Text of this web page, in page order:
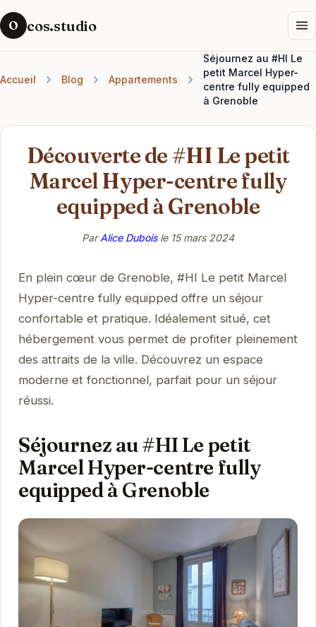
O cos.studio
Accueil Blog Appartements
Séjournez au #HI Le
petit Marcel Hyper-
centre fully equipped
à Grenoble
Découverte de #HI Le petit
Marcel Hyper-centre fully
equipped à Grenoble
ParAlice Duboisle 15 mars 2024
En plein cœur de Grenoble, #HI Le petit Marcel
Hyper-centre fully equipped offre un séjour
confortable et pratique. Idéalement situé, cet
hébergement vous permet de profiter pleinement
des attraits de la ville. Découvrez un espace
moderne et fonctionnel, parfait pour un séjour
réussi.
Séjournez au #HI Le petit
Marcel Hyper-centre fully
equipped à Grenoble